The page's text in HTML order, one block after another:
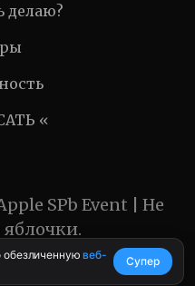
делаю?
«
SPb Event | Не
обезличеннуювеб-
Супер